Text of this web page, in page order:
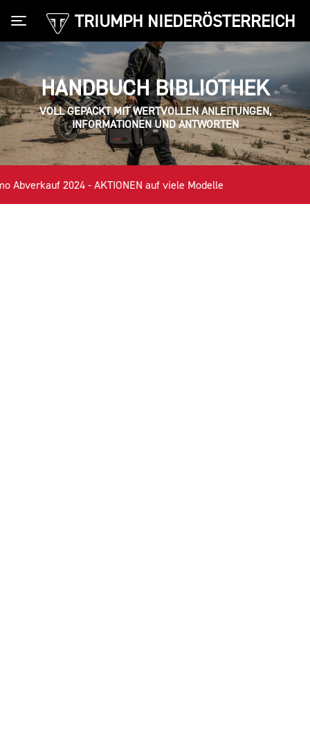
TRIUMPH NIEDERÖSTERREICH
Toggle navigation
HANDBUCH BIBLIOTHEK
VOLL GEPACKT MIT WERTVOLLEN ANLEITUNGEN,
INFORMATIONEN UND ANTWORTEN
Abverkauf 2024 - AKTIONEN auf viele Modelle